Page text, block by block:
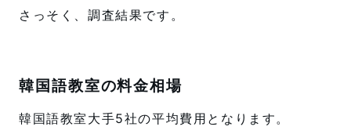
さっそく、調査結果です。
韓国語教室の料金相場
韓国語教室大手5社の平均費用となります。